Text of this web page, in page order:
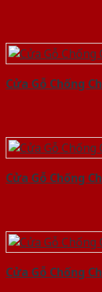
Cửa Gỗ Chống
Cửa Gỗ Chống
Cửa Gỗ Chống